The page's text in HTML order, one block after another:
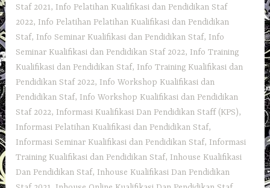
Staf 2021, Info Pelatihan Kualifikasi dan Pendidikan Staf
2022, Info Pelatihan Pelatihan Kualifikasi dan Pendidikan
Staf, Info Seminar Kualifikasi dan Pendidikan Staf, Info
Seminar Kualifikasi dan Pendidikan Staf 2022, Info Training
Kualifikasi dan Pendidikan Staf, Info Training Kualifikasi dan
Pendidikan Staf 2022, Info Workshop Kualifikasi dan
Pendidikan Staf, Info Workshop Kualifikasi dan Pendidikan
Staf 2022, Informasi Kualifikasi Dan Pendidikan Staff (KPS),
Informasi Pelatihan Kualifikasi dan Pendidikan Staf,
Informasi Seminar Kualifikasi dan Pendidikan Staf, Informasi
Training Kualifikasi dan Pendidikan Staf, Inhouse Kualifikasi
Dan Pendidikan Staf, Inhouse Kualifikasi Dan Pendidikan